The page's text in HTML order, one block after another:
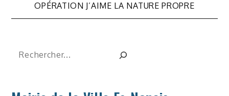
l’article
OPÉRATION J’AIME LA NATURE PROPRE
Rechercher